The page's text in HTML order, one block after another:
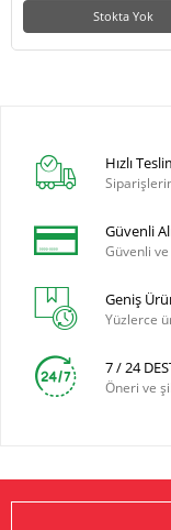
Stokta Yok
Hızlı
Güvenli
Güvenli
Geniş
Yüzlerce
7 / 24
Öneri ve